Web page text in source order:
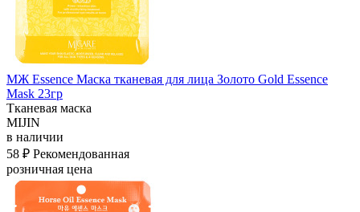
МЖ Essence Маска тканевая для лица Золото Gold Essence
Mask 23гр
Тканевая маска
MIJIN
в наличии
58 ₽ Рекомендованная
розничная цена